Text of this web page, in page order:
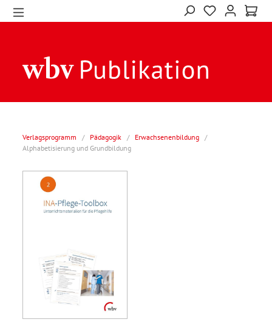
Verlagsprogramm / Pädagogik / Erwachsenenbildung /
Alphabetisierung und Grundbildung